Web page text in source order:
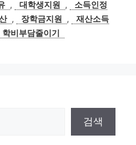
, 대학생지원 ,
소득인정
, 장학금지원 ,
재산소득
학비부담줄이기
검색